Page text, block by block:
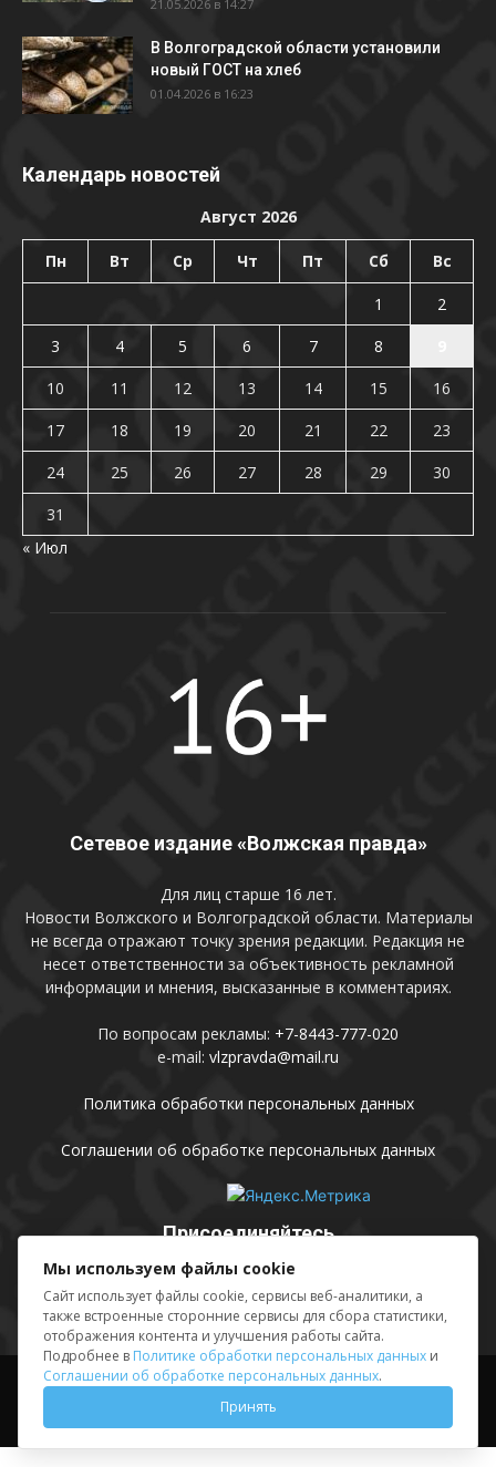
21.05.2026 в 14:27
В Волгоградской области установили
новый ГОСТ на хлеб
01.04.2026 в 16:23
Календарь новостей
Август 2026
Пн Вт Ср Чт Пт Сб Вс
1
2
3
4 5 6 7 8
10
11 12 13 14 15
16
17
18 19 20 21 22
23
24
25 26 27 28 29
30
31
« Июл
Сетевое издание «Волжская правда»
Для лиц старше 16 лет.
Новости Волжского и Волгоградской области. Материалы
не всегда отражают точку зрения редакции. Редакция не
несет ответственности за объективность рекламной
информации и мнения, высказанные в комментариях.
По вопросам рекламы: +7-8443-777-020
e-mail: vlzpravda@mail.ru
Политика обработки персональных данных
Соглашении об обработке персональных данных
Присоединяйтесь
Выходные данные Sing in
© АМУ «Редакция газеты «Волжская правда», 2012-2026
Мы используем файлы cookie
Сайт использует файлы cookie, сервисы веб-аналитики, а
также встроенные сторонние сервисы для сбора статистики,
отображения контента и улучшения работы сайта.
Подробнее в Политике обработки персональных данных и
Соглашении об обработке персональных данных.
Принять